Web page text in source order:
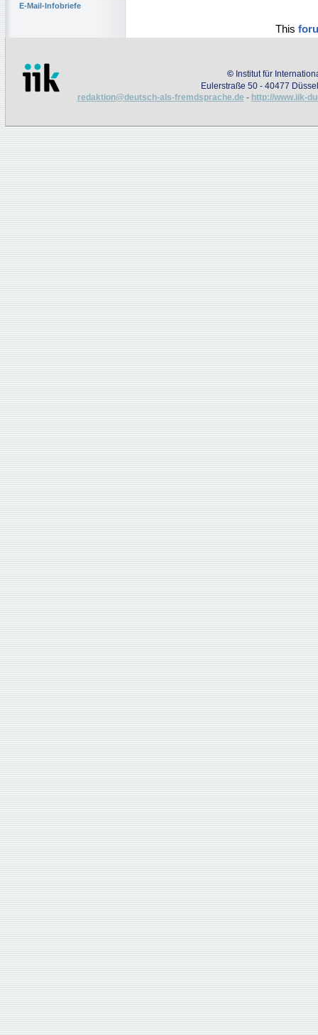
E-Mail-Infobriefe
This
© Institut für
Eulerstraße 50 - 40477
redaktion@deutsch-als-fremdsprache.de - http://www.iik-